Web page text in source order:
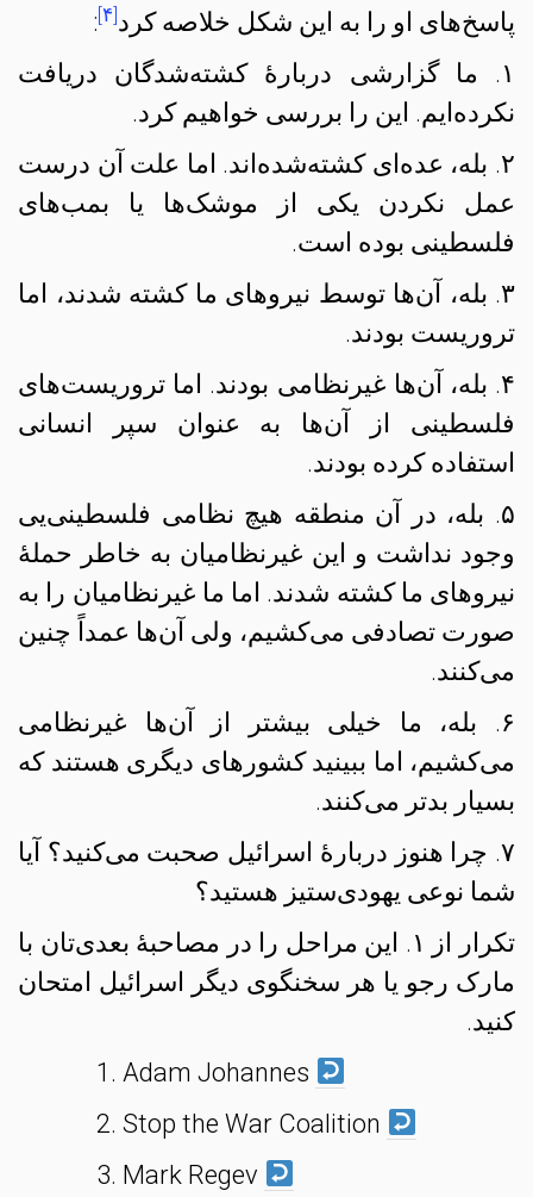
پاسخ‌های او را به این شکل خلاصه کرد[۴]:
۱. ما گزارشی دربارهٔ کشته‌شدگان دریافت
نکرده‌ایم. این را بررسی خواهیم کرد.
۲. بله، عده‌ای کشته‌شده‌اند. اما علت آن درست
عمل نکردن یکی از موشک‌ها یا بمب‌های
فلسطینی بوده است.
۳. بله، آن‌ها توسط نیروهای ما کشته‌ شدند، اما
تروریست بودند.
۴. بله، آن‌ها غیرنظامی بودند. اما تروریست‌های
فلسطینی از آن‌ها به عنوان سپر انسانی
استفاده کرده بودند.
۵. بله، در آن منطقه هیچ نظامی فلسطینی‌یی
وجود نداشت و این غیرنظامیان به خاطر حملهٔ
نیروهای ما کشته شدند. اما ما غیرنظامیان را به
صورت تصادفی می‌کشیم، ولی آن‌ها عمداً چنین
می‌کنند.
۶. بله، ما خیلی بیشتر از آن‌ها غیرنظامی
می‌کشیم، اما ببینید کشورهای دیگری هستند که
بسیار بدتر می‌کنند.
۷. چرا هنوز دربارهٔ اسرائیل صحبت می‌کنید؟ آیا
شما نوعی یهودی‌ستیز هستید؟
تکرار از ۱. این مراحل را در مصاحبهٔ بعدی‌تان با
مارک رجو یا هر سخنگوی دیگر اسرائیل امتحان
کنید.
Adam Johannes
Stop the War Coalition
Mark Regev